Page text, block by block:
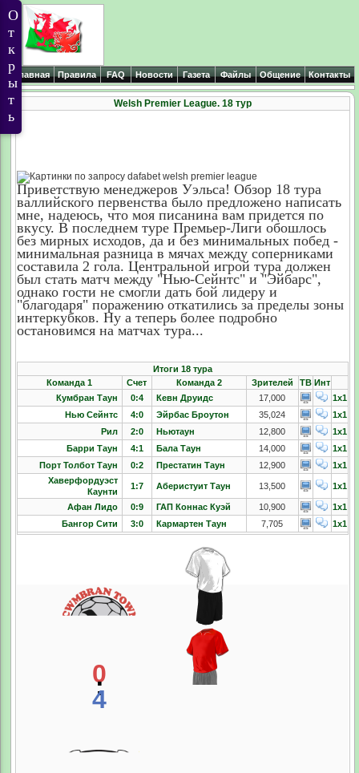
Главная Правила FAQ Новости Газета Файлы Общение Контакты
Welsh Premier League. 18 тур
Приветствую менеджеров Уэльса! Обзор 18 тура
валлийского первенства было предложено написать
мне, надеюсь, что моя писанина вам придется по
вкусу. В последнем туре Премьер-Лиги обошлось
без мирных исходов, да и без минимальных побед -
минимальная разница в мячах между соперниками
составила 2 гола. Центральной игрой тура должен
был стать матч между "Нью-Сейнтс" и "Эйбарс",
однако гости не смогли дать бой лидеру и
"благодаря" поражению откатились за пределы зоны
интеркубков. Ну а теперь более подробно
остановимся на матчах тура...
Итоги 18 тура
Команда 1
Счет Команда 2 Зрителей ТВ Инт
Кумбран Таун
0:4 Кевн Друидс 17,000
1x1
Нью Сейнтс
4:0 Эйрбас Броутон 35,024
1x1
Рил
2:0 Ньютаун 12,800
1x1
Барри Таун
4:1 Бала Таун 14,000
1x1
Порт Толбот Таун
0:2 Престатин Таун 12,900
1x1
Хаверфордуэст
Каунти
1:7 Аберистуит Таун 13,500 1x1
Афан Лидо 0:9 ГАП Коннас Куэй 10,900
1x1
Бангор Сити
3:0 Кармартен Таун 7,705 1x1
0
:
4